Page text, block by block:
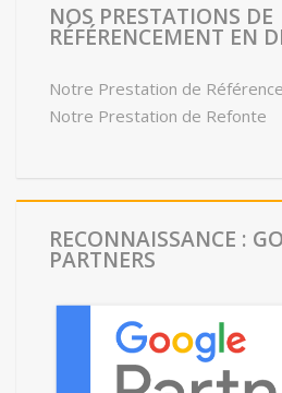
NOS PRESTATIONS DE
RÉFÉRENCEMENT EN
Notre Prestation de
Notre Prestation de Refonte
RECONNAISSANCE :
PARTNERS